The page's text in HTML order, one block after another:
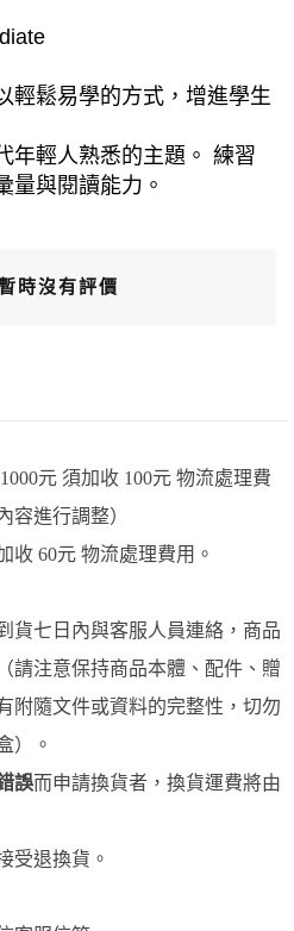
輕鬆易學的方式，增進學生
年輕人熟悉的主題。 練習
量與閱讀能力。
時沒有評價
元 須加收 100元 物流處理費
容進行調整）
收 60元 物流處理費用。
貨七日內與客服人員連絡，商品
請注意保持商品本體、配件、贈
附隨文件或資料的完整性，切勿
）。
誤而申請換貨者，換貨運費將由
受退換貨。